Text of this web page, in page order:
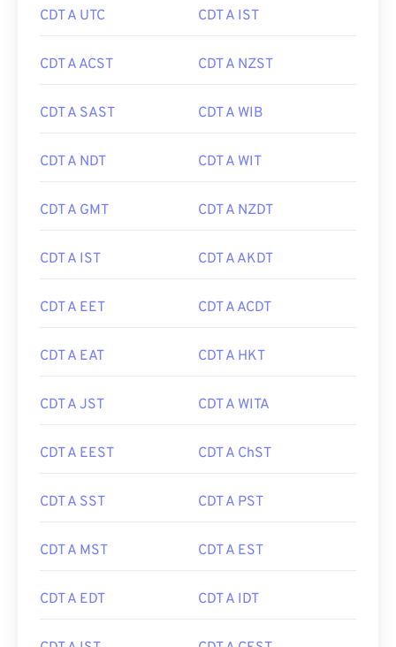
CDT A UTC CDT A IST
CDT A ACST CDT A NZST
CDT A SAST CDT A WIB
CDT A NDT CDT A WIT
CDT A GMT CDT A NZDT
CDT A IST CDT A AKDT
CDT A EET CDT A ACDT
CDT A EAT CDT A HKT
CDT A JST CDT A WITA
CDT A EEST CDT A ChST
CDT A SST CDT A PST
CDT A MST CDT A EST
CDT A EDT CDT A IDT